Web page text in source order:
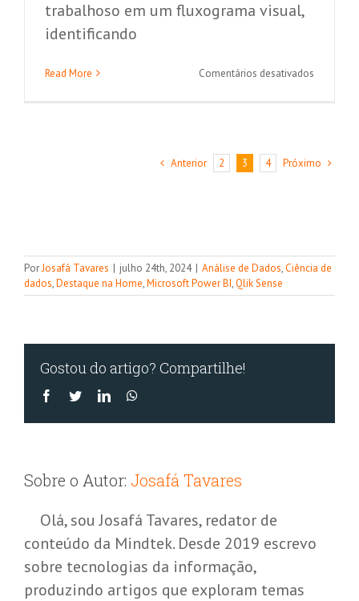
trabalhoso em um fluxograma visual,
identificando
Read More Comentários desativados
trabalho
Anterior 2 3 4 Próximo
PorJosafá Tavares | julho 24th, 2024 | Análise de Dados,Ciência de
dados,Destaque na Home,Microsoft Power BI,Qlik Sense
Gostou do artigo? Compartilhe!
Facebook
TwitterLinkedIn
Sobre o Autor: Josafá Tavares
Olá, sou Josafá Tavares, redator de
conteúdo da Mindtek. Desde 2019 escrevo
sobre tecnologias da informação,
produzindo artigos que exploram temas